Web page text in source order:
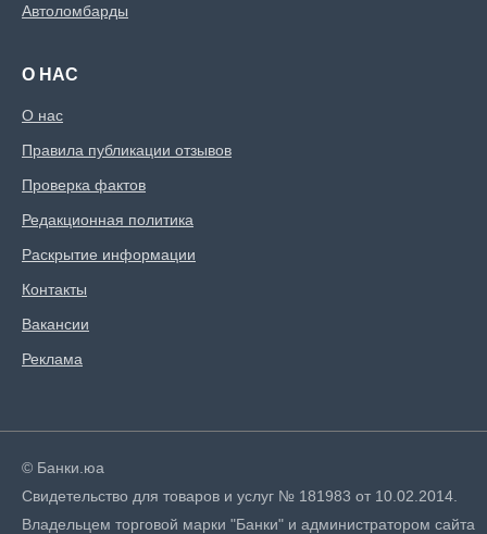
Автоломбарды
О НАС
О нас
Правила публикации отзывов
Проверка фактов
Редакционная политика
Раскрытие информации
Контакты
Вакансии
Реклама
© Банки.юа
Свидетельство для товаров и услуг № 181983 от 10.02.2014.
Владельцем торговой марки "Банки" и администратором сайта